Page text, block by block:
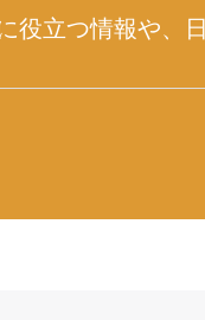
役立つ情報や、